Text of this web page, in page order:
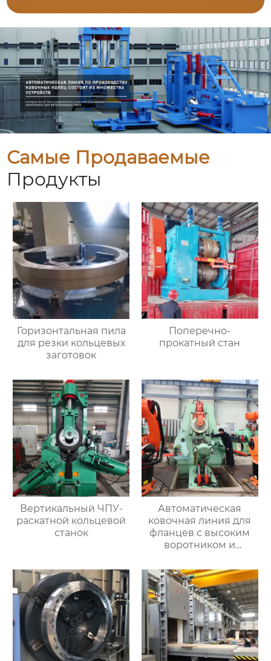
Самые Продаваемые
Продукты
Горизонтальная пила
для резки кольцевых
заготовок
Поперечно-
прокатный стан
Вертикальный ЧПУ-
раскатной кольцевой
станок
Автоматическая
ковочная линия для
фланцев с высоким
воротником и